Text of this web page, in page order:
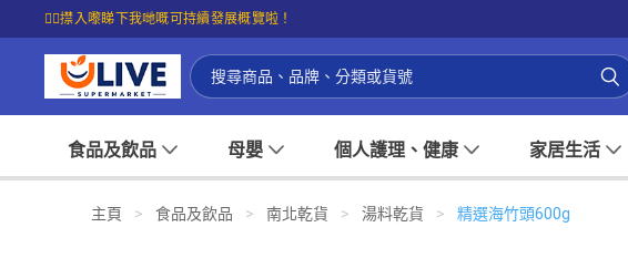
☝🏼㩒入嚟睇下我哋嘅可持續發展概覽啦！
食品及飲品 母嬰 個人護理、健康 家居生活
主頁 > 食品及飲品 > 南北乾貨 > 湯料乾貨 > 精選海竹頭600g